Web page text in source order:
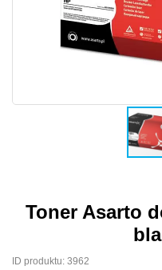
Toner Asarto
ID produktu: 3962